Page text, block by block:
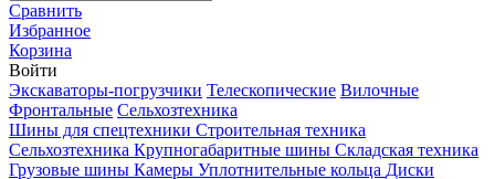
Сравнить
Избранное
Корзина
Войти
Экскаваторы-погрузчики Телескопические Вилочные
Фронтальные Сельхозтехника
Шины для спецтехники Строительная техника
Сельхозтехника Крупногабаритные шины Складская техника
Грузовые шины Камеры Уплотнительные кольца Диски